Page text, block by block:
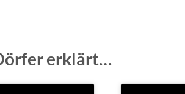
erklärt…